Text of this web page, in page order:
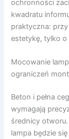
ochronności
kwadratu
praktyczna:
estetykę, tylko
Mocowanie
ograniczeń
Beton i pełna
wymagają
średnicy
lampa będzie